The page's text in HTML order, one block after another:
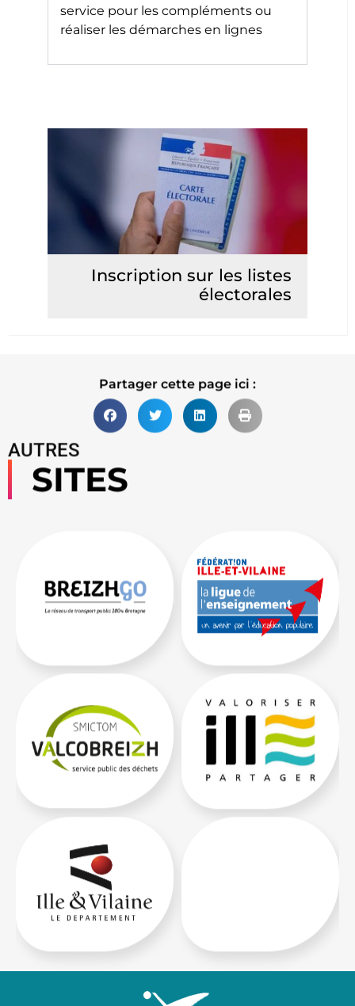
service pour les compléments ou
réaliser les démarches en lignes
Inscription sur les listes
électorales
Partager cette page ici :
AUTRES
SITES